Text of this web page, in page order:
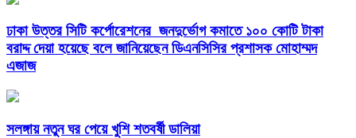
ঢাকা উত্তর সিটি কর্পোরেশনের জনদুর্ভোগ কমাতে ১০০ কোটি টাকা
বরাদ্দ দেয়া হয়েছে বলে জানিয়েছেন ডিএনসিসির প্রশাসক মোহাম্মদ
এজাজ
সলঙ্গায় নতুন ঘর পেয়ে খুশি শতবর্ষী ডালিয়া